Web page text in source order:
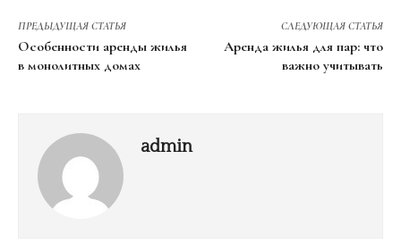
ПРЕДЫДУЩАЯ СТАТЬЯ
Особенности аренды жилья
в монолитных домах
СЛЕДУЮЩАЯ СТАТЬЯ
Аренда жилья для пар: что
важно учитывать
admin